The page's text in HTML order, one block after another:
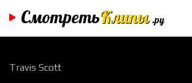
СмотретьКлипы .ру
Travis Scott